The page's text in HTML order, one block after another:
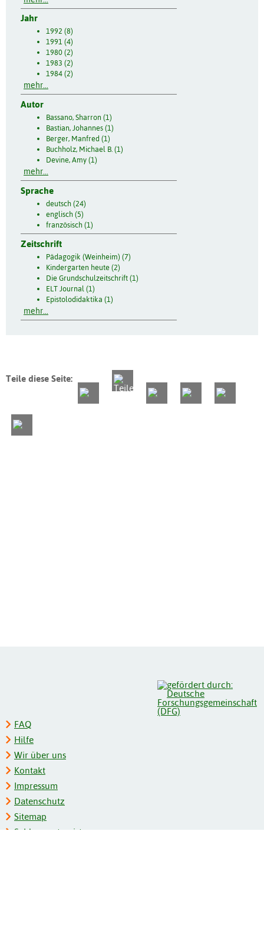
Jahr
1992 (8)
1991 (4)
1980 (2)
1983 (2)
1984 (2)
mehr...
Autor
Bassano, Sharron (1)
Bastian, Johannes (1)
Berger, Manfred (1)
Buchholz, Michael B. (1)
Devine, Amy (1)
mehr...
Sprache
deutsch (24)
englisch (5)
französisch (1)
Zeitschrift
Pädagogik (Weinheim) (7)
Kindergarten heute (2)
Die Grundschulzeitschrift (1)
ELT Journal (1)
Epistolodidaktika (1)
mehr...
Teile diese Seite:
FAQ
Hilfe
Wir über uns
Kontakt
Impressum
Datenschutz
Sitemap
Schlagwortregister